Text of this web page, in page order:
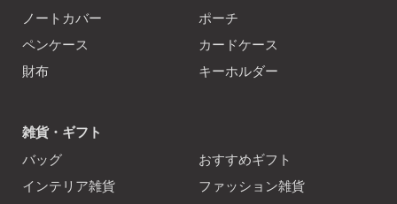
ノートカバー
ポーチ
ペンケース
カードケース
財布
キーホルダー
雑貨・ギフト
バッグ
おすすめギフト
インテリア雑貨
ファッション雑貨